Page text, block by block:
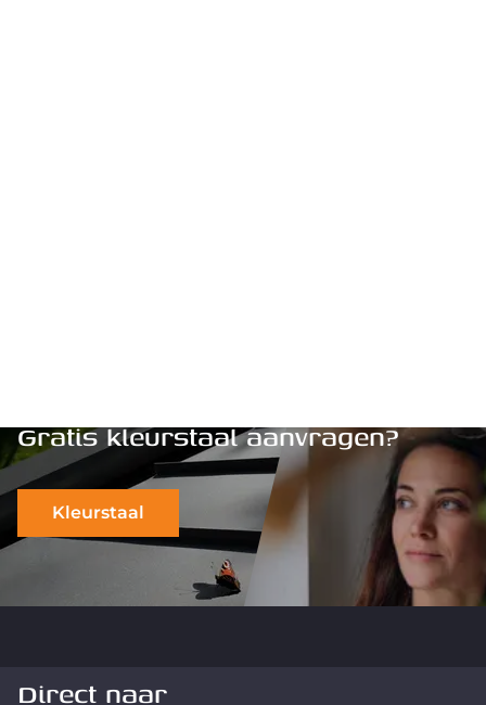
Gratis kleurstaal aanvragen?
Kleurstaal
Direct naar